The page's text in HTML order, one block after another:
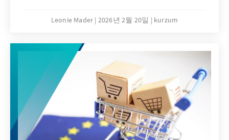
agile, sektorale Lehr- und Lernangebote. Der
Omnibus modifiziert werden.
Leonie Mader 2026년 2월 20일 kurzum